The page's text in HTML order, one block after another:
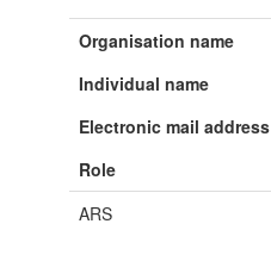
Organisation name
Individual name
Electronic mail address
Role
ARS